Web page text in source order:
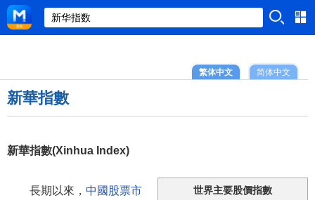
简体中文
繁体中文
新華指數
新華指數(Xinhua Index)
世界主要股價指數
長期以來， 中國股票市